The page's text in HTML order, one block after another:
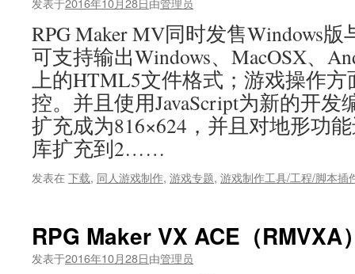
RPG Maker MV同时发售Windows
可支持输出Windows、MacOSX、
上的HTML5文件格式；游戏操作
控。并且使用JavaScript为新的开
扩充成为816×624，并且对地形功
库扩充到2……
发表在 下载, 同人游戏制作, 游戏专题, 游戏制作工具/工程/脚本插
RPG Maker VX ACE（RMVXA
发表于2016年10月28日由管理员